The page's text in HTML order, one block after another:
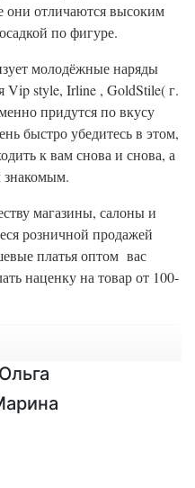
они отличаются высоким
по фигуре.
молодёжные наряды
Vip style, Irline , GoldStile( г.
придутся по вкусу
быстро убедитесь в этом,
к вам снова и снова, а
знакомым.
магазины, салоны и
розничной продажей
платья оптом вас
наценку на товар от 100-
Ольга